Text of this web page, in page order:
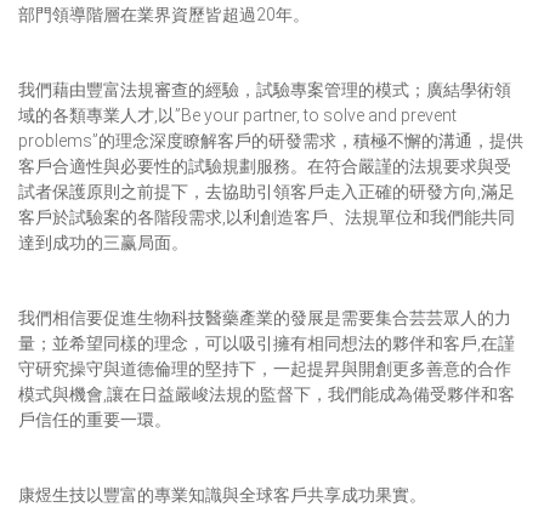
部門領導階層在業界資歷皆超過20年。
我們藉由豐富法規審查的經驗，試驗專案管理的模式；廣結學術領
域的各類專業人才,以”Be your partner, to solve and prevent
problems”的理念深度瞭解客戶的研發需求，積極不懈的溝通，提供
客戶合適性與必要性的試驗規劃服務。在符合嚴謹的法規要求與受
試者保護原則之前提下，去協助引領客戶走入正確的研發方向,滿足
客戶於試驗案的各階段需求,以利創造客戶、法規單位和我們能共同
達到成功的三赢局面。
我們相信要促進生物科技醫藥產業的發展是需要集合芸芸眾人的力
量；並希望同樣的理念，可以吸引擁有相同想法的夥伴和客戶,在謹
守研究操守與道德倫理的堅持下，一起提昇與開創更多善意的合作
模式與機會,讓在日益嚴峻法規的監督下，我們能成為備受夥伴和客
戶信任的重要一環。
康煜生技以豐富的專業知識與全球客戶共享成功果實。